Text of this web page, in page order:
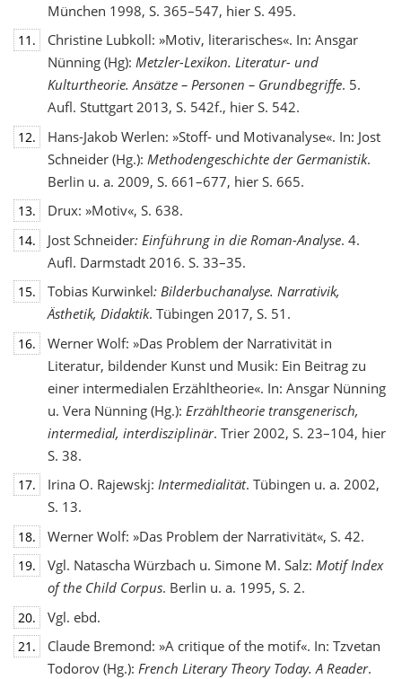
München 1998, S. 365–547, hier S. 495.
11.
Christine Lubkoll: »Motiv, literarisches«. In: Ansgar
Nünning (Hg): Metzler-Lexikon. Literatur- und
Kulturtheorie. Ansätze – Personen – Grundbegriffe. 5.
Aufl. Stuttgart 2013, S. 542f., hier S. 542.
12.
Hans-Jakob Werlen: »Stoff- und Motivanalyse«. In: Jost
Schneider (Hg.): Methodengeschichte der Germanistik.
Berlin u. a. 2009, S. 661–677, hier S. 665.
13. Drux: »Motiv«, S. 638.
14. Jost Schneider: Einführung in die Roman-Analyse. 4.
Aufl. Darmstadt 2016. S. 33–35.
15. Tobias Kurwinkel: Bilderbuchanalyse. Narrativik,
Ästhetik, Didaktik. Tübingen 2017, S. 51.
16.
Werner Wolf: »Das Problem der Narrativität in
Literatur, bildender Kunst und Musik: Ein Beitrag zu
einer intermedialen Erzähltheorie«. In: Ansgar Nünning
u. Vera Nünning (Hg.): Erzähltheorie transgenerisch,
intermedial, interdisziplinär. Trier 2002, S. 23–104, hier
S. 38.
17. Irina O. Rajewskj: Intermedialität. Tübingen u. a. 2002,
S. 13.
18. Werner Wolf: »Das Problem der Narrativität«, S. 42.
19. Vgl. Natascha Würzbach u. Simone M. Salz: Motif Index
of the Child Corpus. Berlin u. a. 1995, S. 2.
20. Vgl. ebd.
21.
Claude Bremond: »A critique of the motif«. In: Tzvetan
Todorov (Hg.): French Literary Theory Today. A Reader.